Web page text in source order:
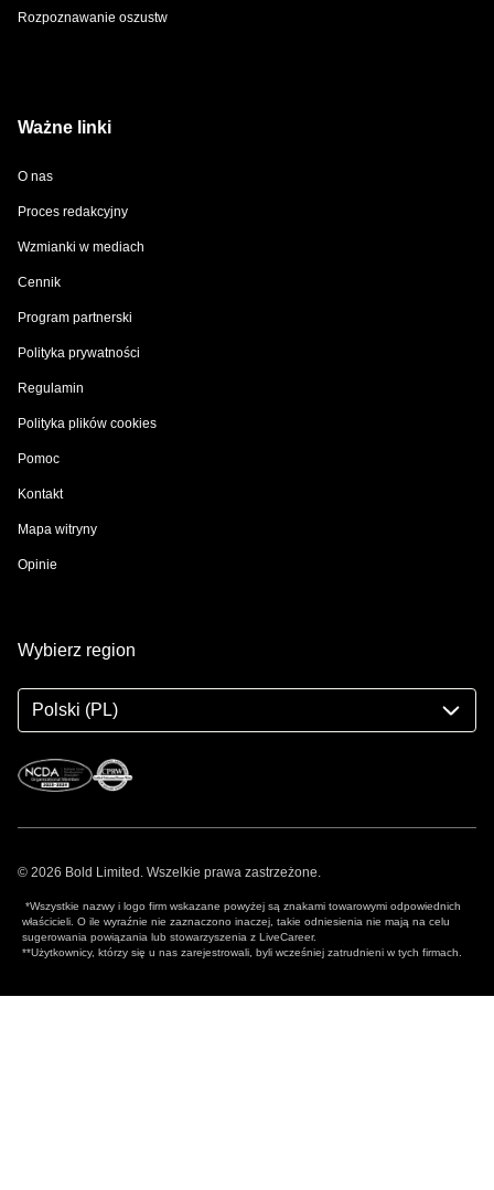
Rozpoznawanie oszustw
Ważne linki
O nas
Proces redakcyjny
Wzmianki w mediach
Cennik
Program partnerski
Polityka prywatności
Regulamin
Polityka plików cookies
Pomoc
Kontakt
Mapa witryny
Opinie
Wybierz region
Polski (PL)
© 2026 Bold Limited. Wszelkie prawa zastrzeżone.
*Wszystkie nazwy i logo firm wskazane powyżej są znakami towarowymi odpowiednich
właścicieli. O ile wyraźnie nie zaznaczono inaczej, takie odniesienia nie mają na celu
sugerowania powiązania lub stowarzyszenia z LiveCareer.
**Użytkownicy, którzy się u nas zarejestrowali, byli wcześniej zatrudnieni w tych firmach.